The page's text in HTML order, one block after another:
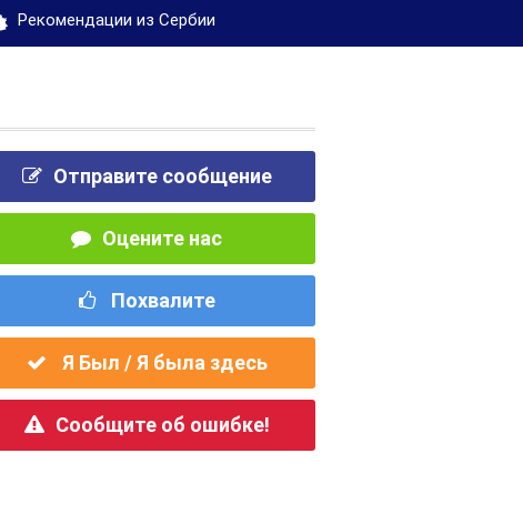
Рекомендации из Сербии
Отправите сообщение
Оцените нас
Похвалите
Я Был / Я была здесь
Сообщите об ошибке!